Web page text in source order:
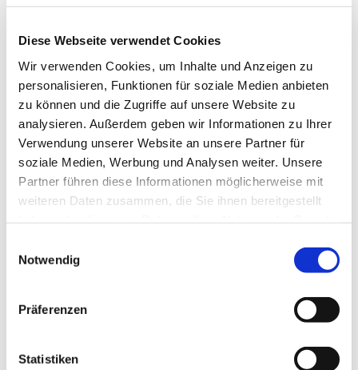
Diese Webseite verwendet Cookies
Wir verwenden Cookies, um Inhalte und Anzeigen zu
personalisieren, Funktionen für soziale Medien anbieten
zu können und die Zugriffe auf unsere Website zu
analysieren. Außerdem geben wir Informationen zu Ihrer
Verwendung unserer Website an unsere Partner für
soziale Medien, Werbung und Analysen weiter. Unsere
Partner führen diese Informationen möglicherweise mit
weiteren Daten zusammen, die Sie ihnen bereitgestellt
Notwendig
Präferenzen
Statistiken
Dies könnte Sie auch interessieren